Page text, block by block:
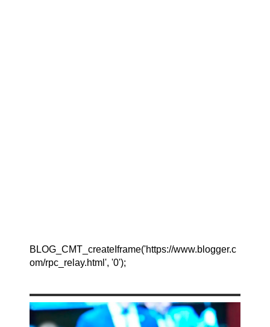
BLOG_CMT_createIframe('https://www.blogger.c
om/rpc_relay.html', '0');